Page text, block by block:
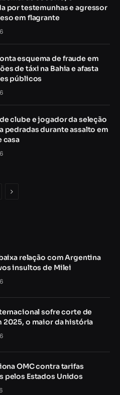
por testemunhas e agressor
em flagrante
esquema de fraude em
de táxi na Bahia e afasta
públicos
clube e jogador da seleção
pedradas durante assalto em
casa
Próximo
relação com Argentina
insultos de Milei
sofre corte de
2025, o maior da história
OMC contra tarifas
pelos Estados Unidos